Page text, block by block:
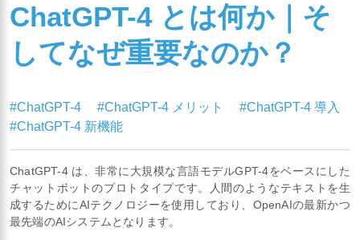
ChatGPT-4 とは何か｜そ
してなぜ重要なのか？
#ChatGPT-4 #ChatGPT-4 メリット
#ChatGPT-4 導入
#ChatGPT-4 新機能
ChatGPT-4 は、非常に大規模な言語モデルGPT-4をベースにした
チャットボットのプロトタイプです。人間のようなテキストを生
成するためにAIテクノロジーを使用しており、OpenAIの最新かつ
最先端のAIシステムとなります。